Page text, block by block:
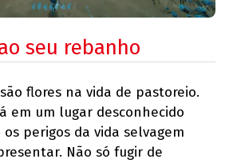
seu rebanho
flores na vida de pastoreio.
em um lugar desconhecido
perigos da vida selvagem
Não só fugir de